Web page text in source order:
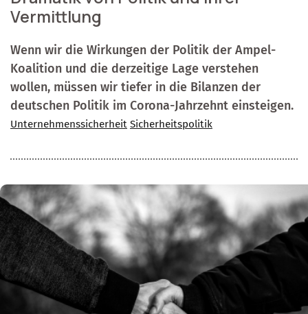
Vermittlung
Wenn wir die Wirkungen der Politik der Ampel-
Koalition und die derzeitige Lage verstehen
wollen, müssen wir tiefer in die Bilanzen der
deutschen Politik im Corona-Jahrzehnt einsteigen.
Unternehmenssicherheit Sicherheitspolitik